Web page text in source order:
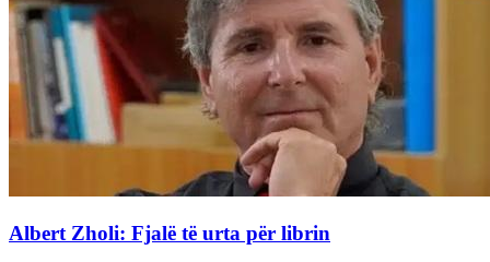
Albert Zholi: Fjalë të urta për librin